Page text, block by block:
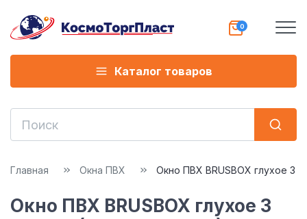
Каталог товаров
Главная Окна ПВХ Окно ПВХ BRUSBOX глухое 3
Окно ПВХ BRUSBOX глухое 3